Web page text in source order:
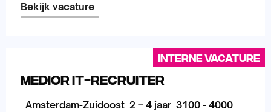
Bekijk vacature
Medior IT-Recruiter
Amsterdam-Zuidoost 2 – 4 jaar 3100 - 4000
Interne vacature